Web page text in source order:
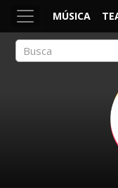
MÚSICA